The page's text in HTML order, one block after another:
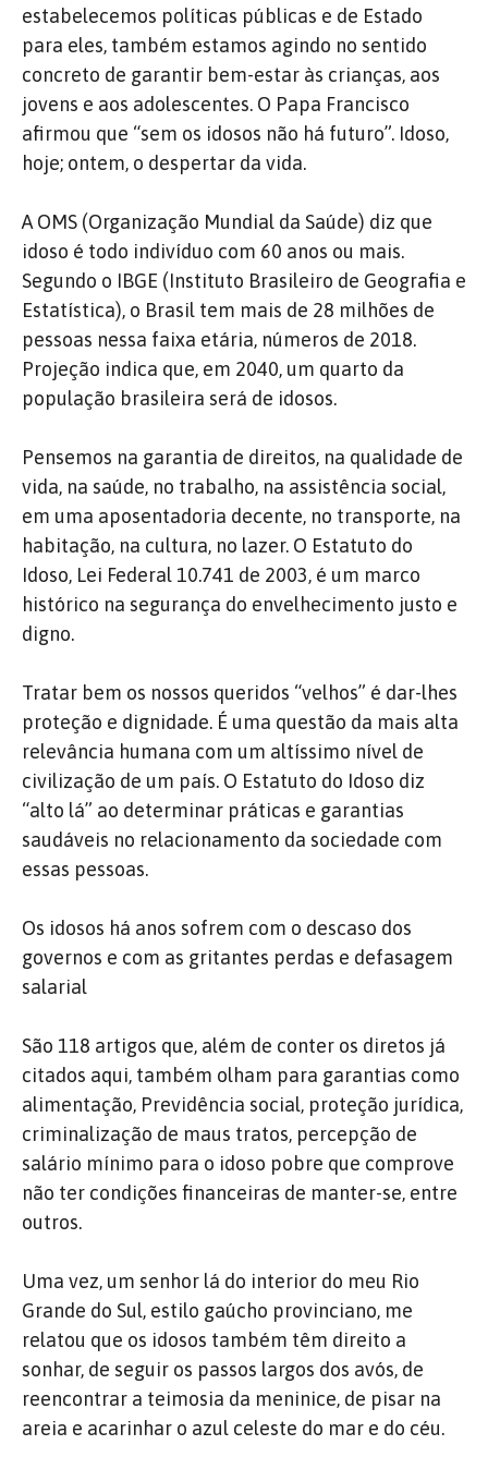
estabelecemos políticas públicas e de Estado
para eles, também estamos agindo no sentido
concreto de garantir bem-estar às crianças, aos
jovens e aos adolescentes. O Papa Francisco
afirmou que “sem os idosos não há futuro”. Idoso,
hoje; ontem, o despertar da vida.
A OMS (Organização Mundial da Saúde) diz que
idoso é todo indivíduo com 60 anos ou mais.
Segundo o IBGE (Instituto Brasileiro de Geografia e
Estatística), o Brasil tem mais de 28 milhões de
pessoas nessa faixa etária, números de 2018.
Projeção indica que, em 2040, um quarto da
população brasileira será de idosos.
Pensemos na garantia de direitos, na qualidade de
vida, na saúde, no trabalho, na assistência social,
em uma aposentadoria decente, no transporte, na
habitação, na cultura, no lazer. O Estatuto do
Idoso, Lei Federal 10.741 de 2003, é um marco
histórico na segurança do envelhecimento justo e
digno.
Tratar bem os nossos queridos “velhos” é dar-lhes
proteção e dignidade. É uma questão da mais alta
relevância humana com um altíssimo nível de
civilização de um país. O Estatuto do Idoso diz
“alto lá” ao determinar práticas e garantias
saudáveis no relacionamento da sociedade com
essas pessoas.
Os idosos há anos sofrem com o descaso dos
governos e com as gritantes perdas e defasagem
salarial
São 118 artigos que, além de conter os diretos já
citados aqui, também olham para garantias como
alimentação, Previdência social, proteção jurídica,
criminalização de maus tratos, percepção de
salário mínimo para o idoso pobre que comprove
não ter condições financeiras de manter-se, entre
outros.
Uma vez, um senhor lá do interior do meu Rio
Grande do Sul, estilo gaúcho provinciano, me
relatou que os idosos também têm direito a
sonhar, de seguir os passos largos dos avós, de
reencontrar a teimosia da meninice, de pisar na
areia e acarinhar o azul celeste do mar e do céu.